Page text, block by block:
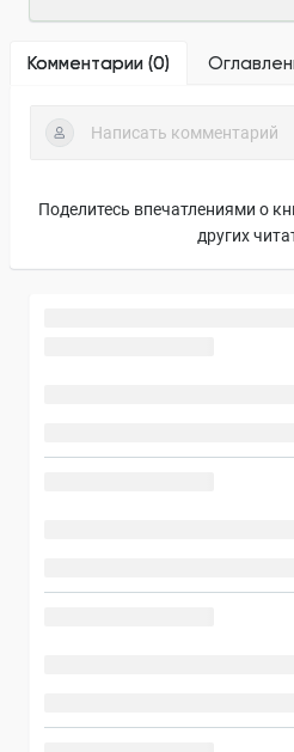
Комментарии (0)
Поделитесь впечатлениями о
других